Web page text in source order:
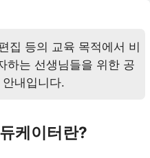
집 등의 교육 목적에서 비
하는 선생님들을 위한 공
내입니다.
케이터란?